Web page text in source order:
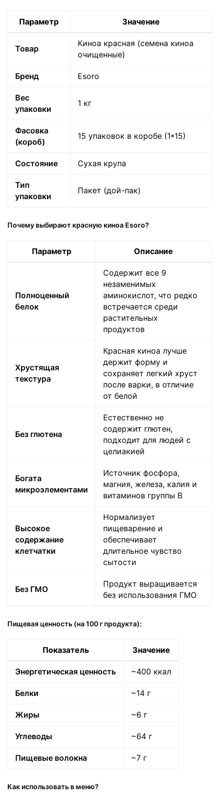
Параметр Значение
Товар
Киноа красная (семена киноа
очищенные)
Бренд Esoro
Вес
упаковки
1 кг
Фасовка
(короб)
15 упаковок в коробе (1*15)
Состояние Сухая крупа
Тип
упаковки
Пакет (дой-пак)
Почему выбирают красную киноа Esoro?
Параметр Описание
Полноценный
белок
Содержит все 9
незаменимых
аминокислот, что редко
встречается среди
растительных
продуктов
Хрустящая
текстура
Красная киноа лучше
держит форму и
сохраняет легкий хруст
после варки, в отличие
от белой
Без глютена
Естественно не
содержит глютен,
подходит для людей с
целиакией
Богата
микроэлементами
Источник фосфора,
магния, железа, калия и
витаминов группы B
Высокое
содержание
клетчатки
Нормализует
пищеварение и
обеспечивает
длительное чувство
сытости
Без ГМО
Продукт выращивается
без использования ГМО
Пищевая ценность (на 100 г продукта):
Показатель Значение
Энергетическая ценность ~400 ккал
Белки ~14 г
Жиры ~6 г
Углеводы ~64 г
Пищевые волокна ~7 г
Как использовать в меню?